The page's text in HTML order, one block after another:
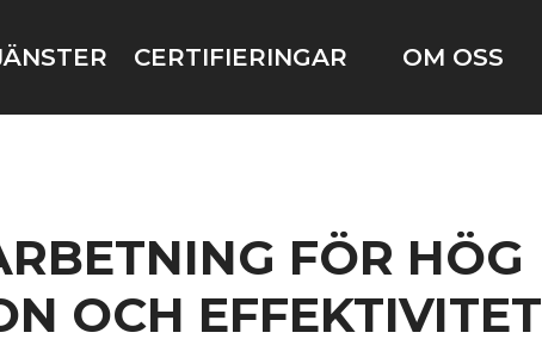
CERTIFIERINGAR OM OSS
FÖR HÖG
OCH EFFEKTIVITET